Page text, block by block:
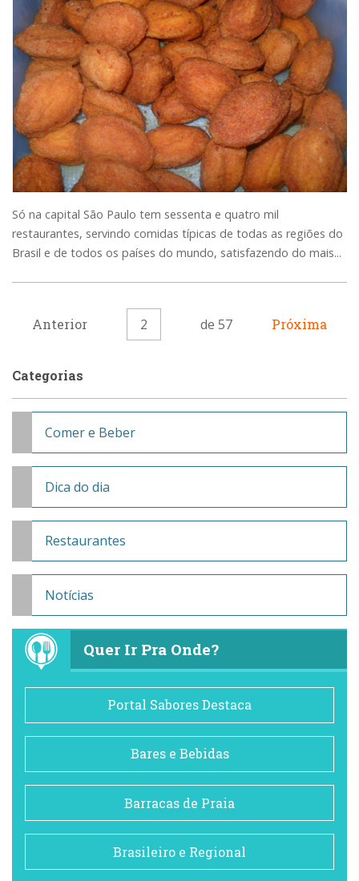
Só na capital São Paulo tem sessenta e quatro mil
restaurantes, servindo comidas típicas de todas as regiões do
Brasil e de todos os países do mundo, satisfazendo do mais...
Anterior 2 de 57 Próxima
Categorias
Comer e Beber
Dica do dia
Restaurantes
Notícias
Quer Ir Pra Onde?
Portal Sabores Destaca
Bares e Bebidas
Barracas de Praia
Brasileiro e Regional